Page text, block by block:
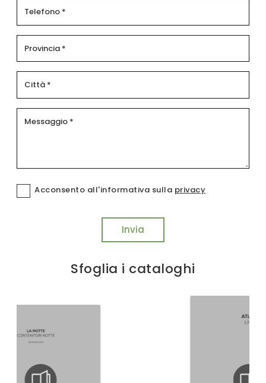
Sfoglia i cataloghi
Acconsento all'informativa sulla privacy
Invia